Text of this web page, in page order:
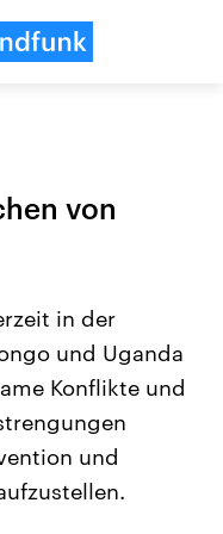
USA
Aktuelle Beiträge,
Hintergründe
gehören die Vereinigten
von
in der
und Uganda
Konflikte und
und